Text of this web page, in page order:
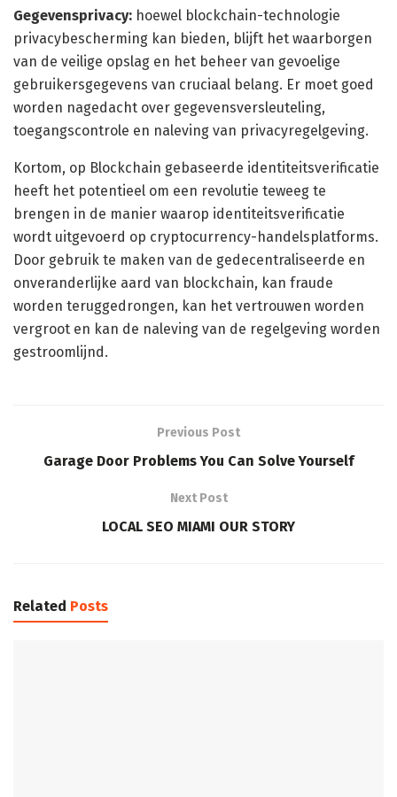
Gegevensprivacy: hoewel blockchain-technologie
privacybescherming kan bieden, blijft het waarborgen
van de veilige opslag en het beheer van gevoelige
gebruikersgegevens van cruciaal belang. Er moet goed
worden nagedacht over gegevensversleuteling,
toegangscontrole en naleving van privacyregelgeving.
Kortom, op Blockchain gebaseerde identiteitsverificatie
heeft het potentieel om een revolutie teweeg te
brengen in de manier waarop identiteitsverificatie
wordt uitgevoerd op cryptocurrency-handelsplatforms.
Door gebruik te maken van de gedecentraliseerde en
onveranderlijke aard van blockchain, kan fraude
worden teruggedrongen, kan het vertrouwen worden
vergroot en kan de naleving van de regelgeving worden
gestroomlijnd.
Previous Post
Garage Door Problems You Can Solve Yourself
Next Post
LOCAL SEO MIAMI OUR STORY
Related Posts